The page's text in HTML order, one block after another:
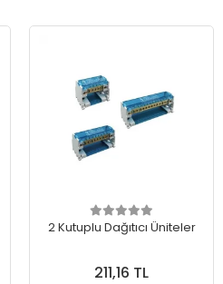
2 Kutuplu Dağıtıcı Üniteler
211,16 TL